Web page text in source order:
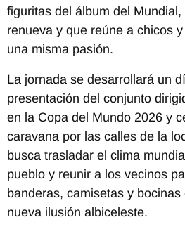
figuritas del álbum del
renueva y que reúne a chicos
una misma pasión.
La jornada se desarrollará un
presentación del conjunto
en la Copa del Mundo 2026 y
caravana por las calles de la
busca trasladar el clima
pueblo y reunir a los vecinos
banderas, camisetas y
nueva ilusión albiceleste.